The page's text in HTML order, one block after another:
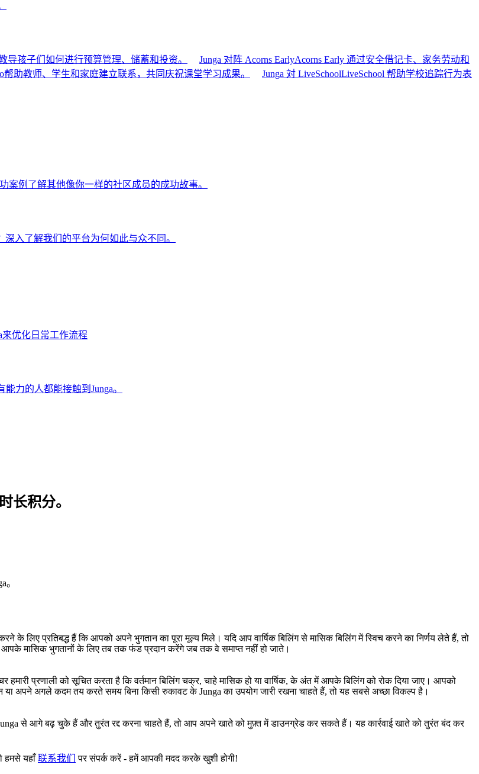
导孩子们如何进行预算管理、储蓄和投资。 Junga 对阵 Acorns EarlyAcorns Early 通过安全借记卡、家务劳动和
帮助教师、学生和家庭建立联系，共同庆祝课堂学习成果。 Junga 対 LiveSchoolLiveSchool 帮助学校追踪行为表
案例 了解其他像你一样的社区成员的成功故事。
深入了解我们的平台为何如此与众不同。
来优化日常工作流程
力的人都能接触到Junga。
长积分。
。
लिए प्रतिबद्ध हैं कि आपको अपने भुगतान का पूरा मूल्य मिले। यदि आप वार्षिक बिलिंग से मासिक बिलिंग में स्विच करने का निर्णय लेते हैं, तो
मासिक भुगतानों के लिए तब तक फंड प्रदान करेंगे जब तक वे समाप्त नहीं हो जाते।
प्रणाली को सूचित करता है कि वर्तमान बिलिंग चक्र, चाहे मासिक हो या वार्षिक, के अंत में आपके बिलिंग को रोक दिया जाए। आपको
अपने अगले कदम तय करते समय बिना किसी रुकावट के Junga का उपयोग जारी रखना चाहते हैं, तो यह सबसे अच्छा विकल्प है।
से आगे बढ़ चुके हैं और तुरंत रद्द करना चाहते हैं, तो आप अपने खाते को मुफ़्त में डाउनग्रेड कर सकते हैं। यह कार्रवाई खाते को तुरंत बंद कर
हमसे यहाँ联系我们 पर संपर्क करें - हमें आपकी मदद करके खुशी होगी!